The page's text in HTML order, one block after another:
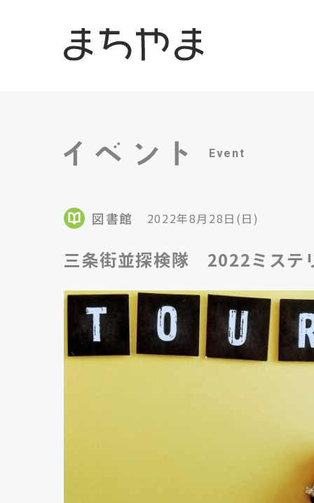
Event
図書館 2022年8月28日(日)
三条街並探検隊 2022ミステ